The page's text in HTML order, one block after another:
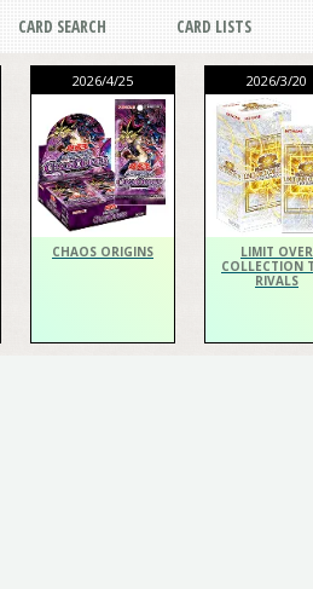
CARD SEARCH CARD LISTS
2026/4/25
CHAOS ORIGINS
2026/3/20
LIMIT OVER
COLLECTION
RIVALS